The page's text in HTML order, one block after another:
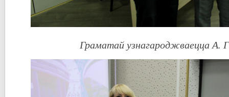
Граматай узнагароджваецца А.